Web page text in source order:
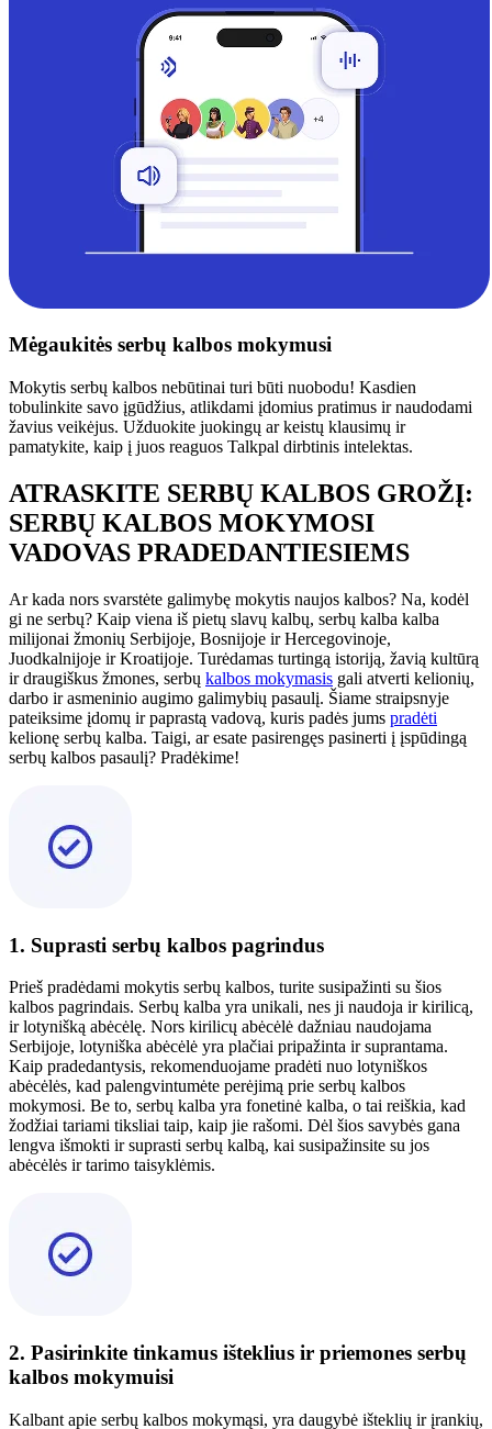
Mėgaukitės serbų kalbos mokymusi
Mokytis serbų kalbos nebūtinai turi būti nuobodu! Kasdien
tobulinkite savo įgūdžius, atlikdami įdomius pratimus ir naudodami
žavius veikėjus. Užduokite juokingų ar keistų klausimų ir
pamatykite, kaip į juos reaguos Talkpal dirbtinis intelektas.
ATRASKITE SERBŲ KALBOS GROŽĮ:
SERBŲ KALBOS MOKYMOSI
VADOVAS PRADEDANTIESIEMS
Ar kada nors svarstėte galimybę mokytis naujos kalbos? Na, kodėl
gi ne serbų? Kaip viena iš pietų slavų kalbų, serbų kalba kalba
milijonai žmonių Serbijoje, Bosnijoje ir Hercegovinoje,
Juodkalnijoje ir Kroatijoje. Turėdamas turtingą istoriją, žavią kultūrą
ir draugiškus žmones, serbų kalbos mokymasis gali atverti kelionių,
darbo ir asmeninio augimo galimybių pasaulį. Šiame straipsnyje
pateiksime įdomų ir paprastą vadovą, kuris padės jums pradėti
kelionę serbų kalba. Taigi, ar esate pasirengęs pasinerti į įspūdingą
serbų kalbos pasaulį? Pradėkime!
1. Suprasti serbų kalbos pagrindus
Prieš pradėdami mokytis serbų kalbos, turite susipažinti su šios
kalbos pagrindais. Serbų kalba yra unikali, nes ji naudoja ir kirilicą,
ir lotynišką abėcėlę. Nors kirilicų abėcėlė dažniau naudojama
Serbijoje, lotyniška abėcėlė yra plačiai pripažinta ir suprantama.
Kaip pradedantysis, rekomenduojame pradėti nuo lotyniškos
abėcėlės, kad palengvintumėte perėjimą prie serbų kalbos
mokymosi. Be to, serbų kalba yra fonetinė kalba, o tai reiškia, kad
žodžiai tariami tiksliai taip, kaip jie rašomi. Dėl šios savybės gana
lengva išmokti ir suprasti serbų kalbą, kai susipažinsite su jos
abėcėlės ir tarimo taisyklėmis.
2. Pasirinkite tinkamus išteklius ir priemones serbų
kalbos mokymuisi
Kalbant apie serbų kalbos mokymąsi, yra daugybė išteklių ir įrankių,